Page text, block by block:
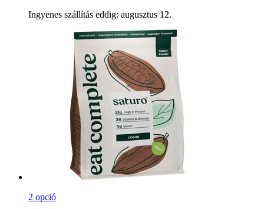
Ingyenes szállítás eddig: augusztus 12.
2 opció